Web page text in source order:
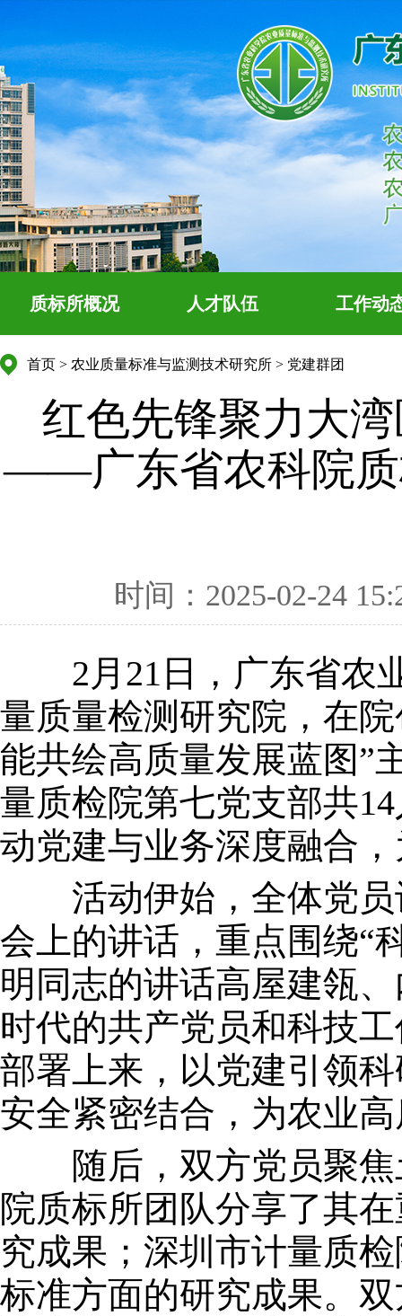
质标所概况 人才队伍 工作动
首页 > 农业质量标准与监测技术研究所 > 党建群团
红色先锋聚力大
——广东省农科院质
时间：2025-02-24
2月21日，广东省农业
量质量检测研究院，在
能共绘高质量发展蓝图”
量质检院第七党支部共
动党建与业务深度融合
活动伊始，全体党员
会上的讲话，重点围绕“
明同志的讲话高屋建瓴
时代的共产党员和科技
部署上来，以党建引领
安全紧密结合，为农业
随后，双方党员聚焦
院质标所团队分享了其
究成果；深圳市计量质
标准方面的研究成果。